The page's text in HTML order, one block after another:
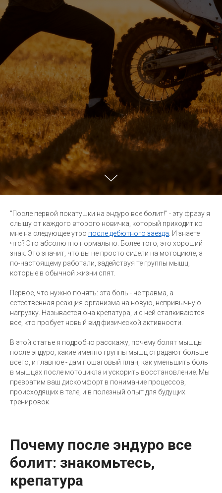
"После первой покатушки на эндуро все болит!" - эту фразу я
слышу от каждого второго новичка, который приходит ко
мне на следующее утро после дебютного заезда . И знаете
что? Это абсолютно нормально. Более того, это хороший
знак. Это значит, что вы не просто сидели на мотоцикле, а
по-настоящему работали, задействуя те группы мышц,
которые в обычной жизни спят.
Первое, что нужно понять: эта боль - не травма, а
естественная реакция организма на новую, непривычную
нагрузку. Называется она крепатура, и с ней сталкиваются
все, кто пробует новый вид физической активности.
В этой статье я подробно расскажу, почему болят мышцы
после эндуро, какие именно группы мышц страдают больше
всего, и главное - дам пошаговый план, как уменьшить боль
в мышцах после мотоцикла и ускорить восстановление. Мы
превратим ваш дискомфорт в понимание процессов,
происходящих в теле, и в полезный опыт для будущих
тренировок.
Почему после эндуро все
болит: знакомьтесь,
крепатура